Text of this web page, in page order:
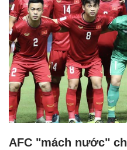
AFC "mách nước"